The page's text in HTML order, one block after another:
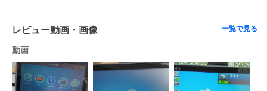
【商品内容】
- 本体
- ホールド用台座
- スタンドカップ
- シガー充電コード
- WEB説明書QRコード（保証書付）
レビュー動画・画像 一覧で見る
動画